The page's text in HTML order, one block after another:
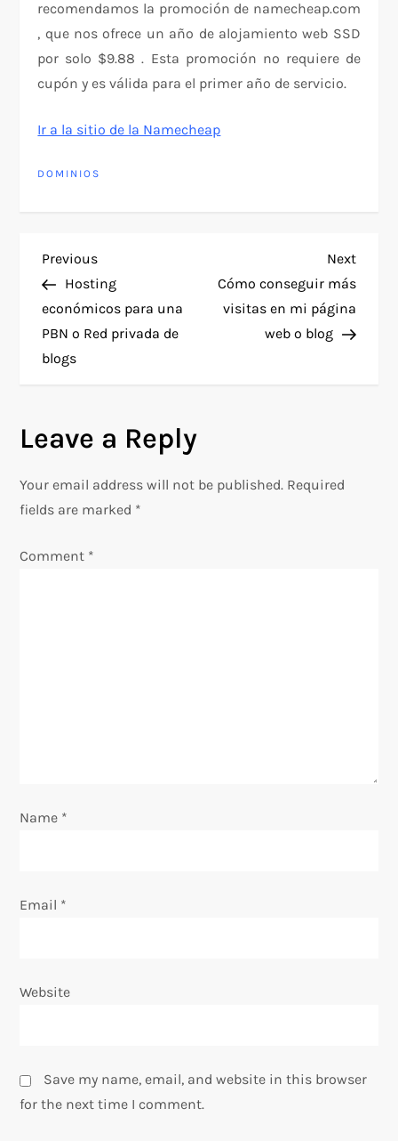
recomendamos la promoción de namecheap.com
, que nos ofrece un año de alojamiento web SSD
por solo $9.88 . Esta promoción no requiere de
cupón y es válida para el primer año de servicio.
Ir a la sitio de la Namecheap
DOMINIOS
P
o
s
n
a
v
i
n
Previous
Post
Previous
Hosting
económicos para una
PBN o Red privada de
blogs
Next
Post
Next
Cómo conseguir más
visitas en mi página
web o blog
Leave a Reply
Your email address will not be published. Required
fields are marked *
Comment *
Name *
Email *
Website
Save my name, email, and website in this browser
for the next time I comment.